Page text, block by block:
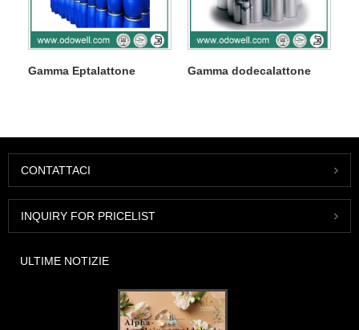
Gamma Eptalattone Gamma dodecalattone
CONTATTACI
INQUIRY FOR PRICELIST
ULTIME NOTIZIE